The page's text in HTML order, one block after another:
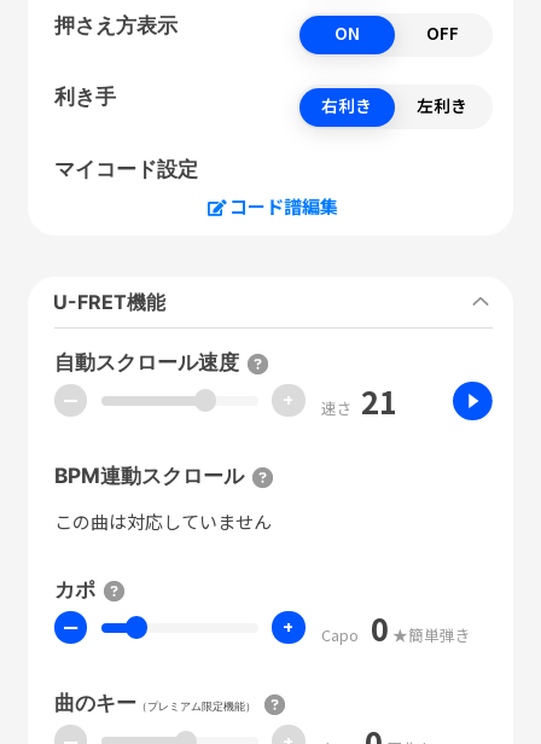
押さえ方表示 ON OFF
利き手 右利き 左利き
マイコード設定
コード譜編集
U-FRET機能
自動スクロール速度
ー + 速さ 21
BPM連動スクロール
この曲は対応していません
カポ
ー + Capo 0 ★簡単弾き
曲のキー（プレミアム限定機能）